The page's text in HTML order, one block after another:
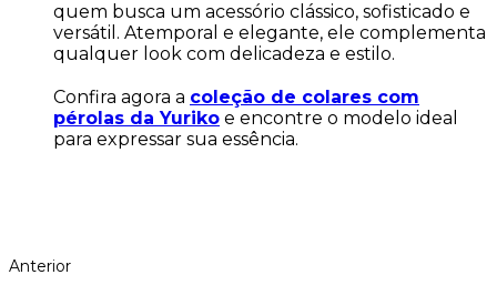
quem busca um acessório clássico, sofisticado e
versátil. Atemporal e elegante, ele complementa
qualquer look com delicadeza e estilo.
Confira agora a coleção de colares com
pérolas da Yuriko e encontre o modelo ideal
para expressar sua essência.
Anterior